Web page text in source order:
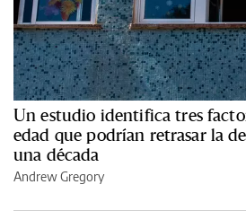
Un estudio identifica tres
edad que podrían retrasar la
una década
Andrew Gregory